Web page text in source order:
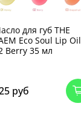
для губ THE
Eco Soul Lip Oil
Berry 35 мл
руб